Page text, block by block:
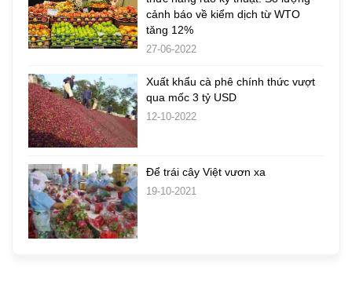
cảnh báo về kiểm dịch từ WTO
tăng 12%
27-06-2022
Xuất khẩu cà phê chính thức vượt
qua mốc 3 tỷ USD
12-10-2022
Để trái cây Việt vươn xa
19-10-2021